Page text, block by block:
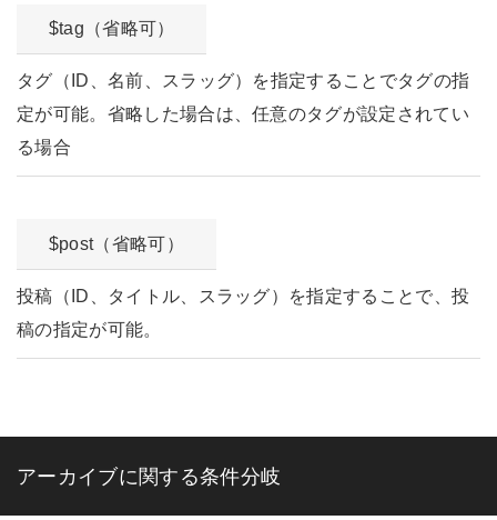
$tag（省略可）
タグ（ID、名前、スラッグ）を指定することでタグの指
定が可能。省略した場合は、任意のタグが設定されてい
る場合
$post（省略可）
投稿（ID、タイトル、スラッグ）を指定することで、投
稿の指定が可能。
アーカイブに関する条件分岐